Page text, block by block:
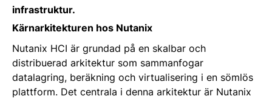
infrastruktur.
Kärnarkitekturen hos Nutanix
Nutanix HCI är grundad på en skalbar och
distribuerad arkitektur som sammanfogar
datalagring, beräkning och virtualisering i en sömlös
plattform. Det centrala i denna arkitektur är Nutanix